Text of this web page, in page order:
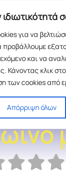
για να
και να
Κάνοντας κλικ
των cookies από
Απόρριψη όλων